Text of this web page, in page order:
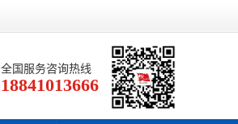
全国服务咨询热线
18841013666